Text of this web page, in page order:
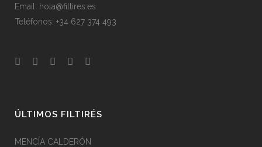
Email: hola@filtires.es
Teléfonos: +34 627 374 493
ÚLTIMOS FILTIRÉS
MENCÍA CALDERÓN